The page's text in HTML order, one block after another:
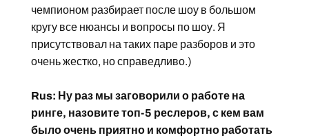
чемпионом разбирает после шоу в большом
кругу все нюансы и вопросы по шоу. Я
присутствовал на таких паре разборов и это
очень жестко, но справедливо.)
Rus: Ну раз мы заговорили о работе на
ринге, назовите топ-5 реслеров, с кем вам
было очень приятно и комфортно работать